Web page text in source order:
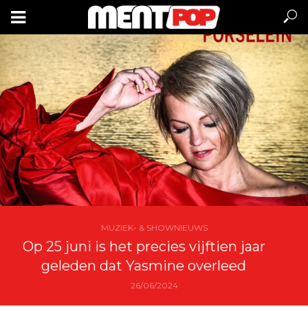
MUZIEK- & SHOWNIEUWS
Op 25 juni is het precies vijftien jaar
geleden dat Yasmine overleed
26/06/2024